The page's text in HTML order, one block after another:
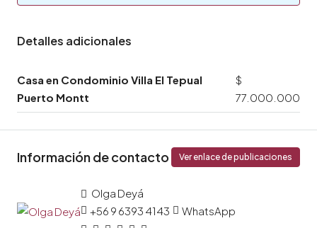
Detalles adicionales
Casa en Condominio Villa El Tepual
Puerto Montt
$
77.000.000
Información de contacto Ver enlace de publicaciones
Olga Deyá
+56 9 6393 4143
WhatsApp